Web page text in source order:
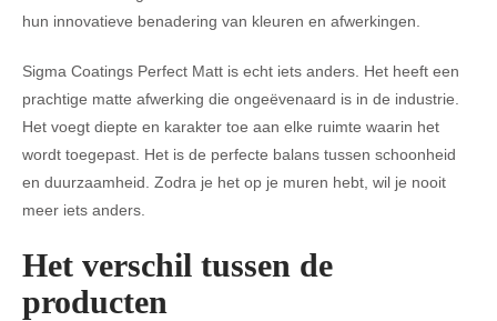
hun innovatieve benadering van kleuren en afwerkingen.
Sigma Coatings Perfect Matt is echt iets anders. Het heeft een
prachtige matte afwerking die ongeëvenaard is in de industrie.
Het voegt diepte en karakter toe aan elke ruimte waarin het
wordt toegepast. Het is de perfecte balans tussen schoonheid
en duurzaamheid. Zodra je het op je muren hebt, wil je nooit
meer iets anders.
Het verschil tussen de
producten